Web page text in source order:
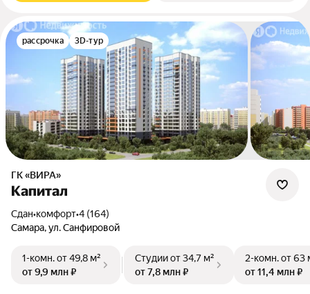
рассрочка 3D-тур
ГК «ВИРА»
Капитал
Сдан•комфорт•4 (164)
Самара, ул. Санфировой
1-комн.от 49,8 м²
от 9,9 млн ₽
Студииот 34,7 м²
от 7,8 млн ₽
2-комн.от 63
от 11,4 млн ₽